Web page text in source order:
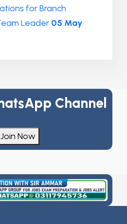
for Branch
Leader 05 May
Channel
Join Now